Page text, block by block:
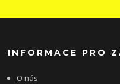
INFORMACE PRO
O nás